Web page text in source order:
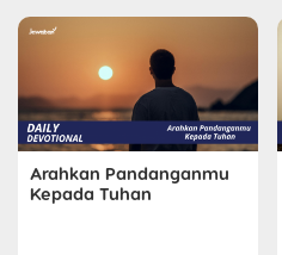
Arahkan Pandanganmu
Kepada Tuhan